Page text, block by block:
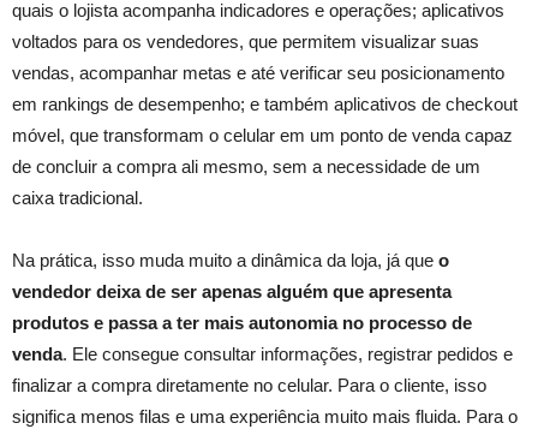
quais o lojista acompanha indicadores e operações; aplicativos
voltados para os vendedores, que permitem visualizar suas
vendas, acompanhar metas e até verificar seu posicionamento
em rankings de desempenho; e também aplicativos de checkout
móvel, que transformam o celular em um ponto de venda capaz
de concluir a compra ali mesmo, sem a necessidade de um
caixa tradicional.
Na prática, isso muda muito a dinâmica da loja, já que o
vendedor deixa de ser apenas alguém que apresenta
produtos e passa a ter mais autonomia no processo de
venda. Ele consegue consultar informações, registrar pedidos e
finalizar a compra diretamente no celular. Para o cliente, isso
significa menos filas e uma experiência muito mais fluida. Para o